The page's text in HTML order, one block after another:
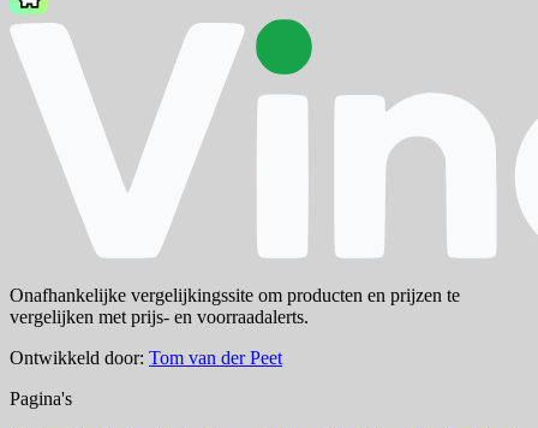
Onafhankelijke vergelijkingssite om producten en prijzen te
vergelijken met prijs- en voorraadalerts.
Ontwikkeld door: Tom van der Peet
Pagina's